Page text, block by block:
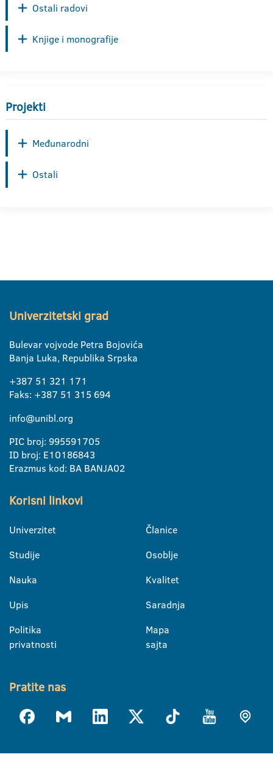
Ostali radovi
Knjige i monografije
Projekti
Međunarodni
Ostali
Univerzitetski grad
Bulevar vojvode Petra Bojovića
Banja Luka, Republika Srpska
+387 51 321 171
Faks: +387 51 315 694
info@unibl.org
PIC broj: 995591705
ID broj: E10186843
Erazmus kod: BA BANJA02
Korisni linkovi
Univerzitet
Studije
Nauka
Upis
Politika
privatnosti
Članice
Osoblje
Kvalitet
Saradnja
Mapa
sajta
Pratite nas